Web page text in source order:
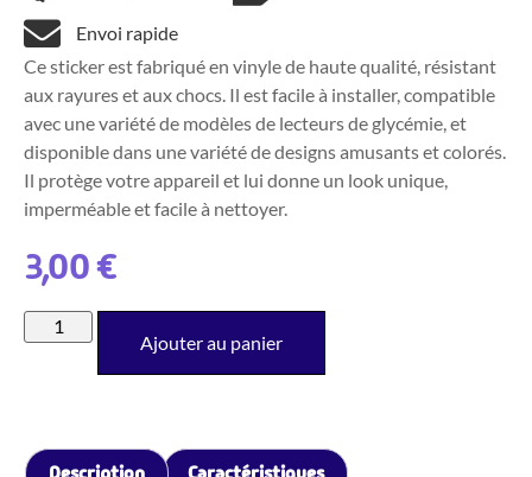
Envoi rapide
Ce sticker est fabriqué en vinyle de haute qualité, résistant
aux rayures et aux chocs. Il est facile à installer, compatible
avec une variété de modèles de lecteurs de glycémie, et
disponible dans une variété de designs amusants et colorés.
Il protège votre appareil et lui donne un look unique,
imperméable et facile à nettoyer.
3,00€
Ajouter au panier